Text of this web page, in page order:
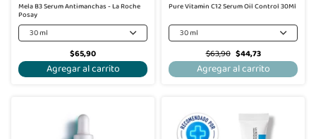
Mela B3 Serum Antimanchas - La Roche
Posay
30 ml
$65,90
Agregar al carrito
Pure Vitamin C12 Serum Oil Control 30Ml
30 ml
$63,90 $44,73
Agregar al carrito